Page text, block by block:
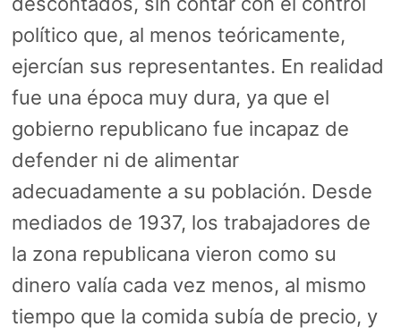
político que, al menos teóricamente,
ejercían sus representantes. En realidad
fue una época muy dura, ya que el
gobierno republicano fue incapaz de
defender ni de alimentar
adecuadamente a su población. Desde
mediados de 1937, los trabajadores de
la zona republicana vieron como su
dinero valía cada vez menos, al mismo
tiempo que la comida subía de precio, y